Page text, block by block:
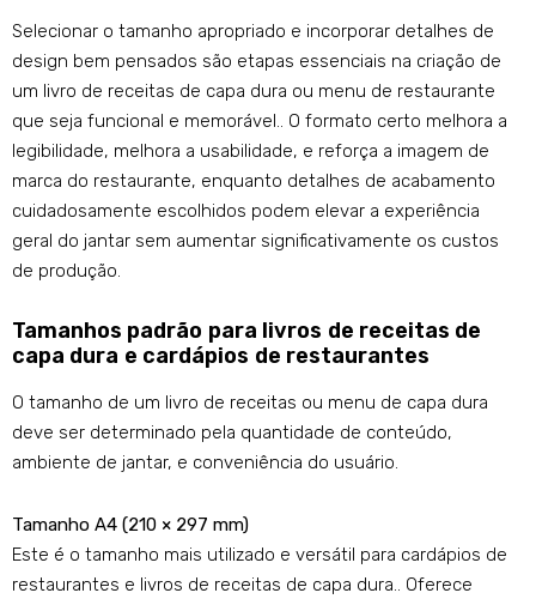
Selecionar o tamanho apropriado e incorporar detalhes de
design bem pensados ​​são etapas essenciais na criação de
um livro de receitas de capa dura ou menu de restaurante
que seja funcional e memorável.. O formato certo melhora a
legibilidade, melhora a usabilidade, e reforça a imagem de
marca do restaurante, enquanto detalhes de acabamento
cuidadosamente escolhidos podem elevar a experiência
geral do jantar sem aumentar significativamente os custos
de produção.
Tamanhos padrão para livros de receitas de
capa dura e cardápios de restaurantes
O tamanho de um livro de receitas ou menu de capa dura
deve ser determinado pela quantidade de conteúdo,
ambiente de jantar, e conveniência do usuário.
Tamanho A4 (210 × 297 mm)
Este é o tamanho mais utilizado e versátil para cardápios de
restaurantes e livros de receitas de capa dura.. Oferece